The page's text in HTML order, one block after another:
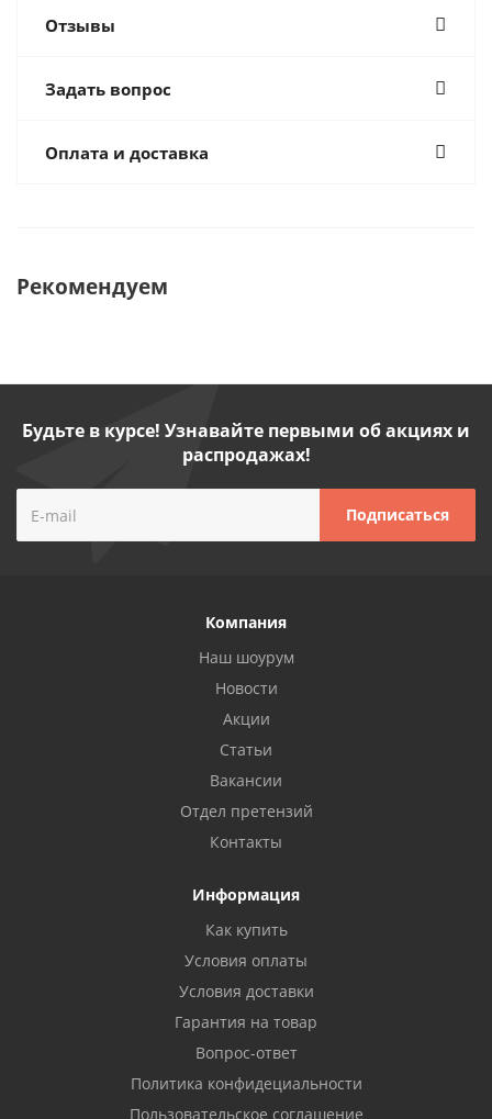
Отзывы
Задать вопрос
Оплата и доставка
Рекомендуем
Будьте в курсе! Узнавайте первыми об акциях и
распродажах!
Компания
Наш шоурум
Новости
Акции
Статьи
Вакансии
Отдел претензий
Контакты
Информация
Как купить
Условия оплаты
Условия доставки
Гарантия на товар
Вопрос-ответ
Политика конфидециальности
Пользовательское соглашение